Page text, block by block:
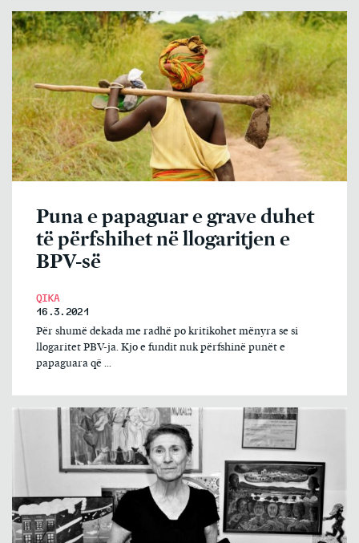
Puna e papaguar e grave duhet
të përfshihet në llogaritjen e
BPV-së
QIKA
16.3.2021
Për shumë dekada me radhë po kritikohet mënyra se si
llogaritet PBV-ja. Kjo e fundit nuk përfshinë punët e
papaguara që ...